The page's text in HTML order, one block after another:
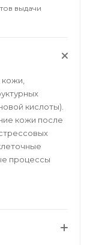
выдачи
кислоты).
кожи после
процессы